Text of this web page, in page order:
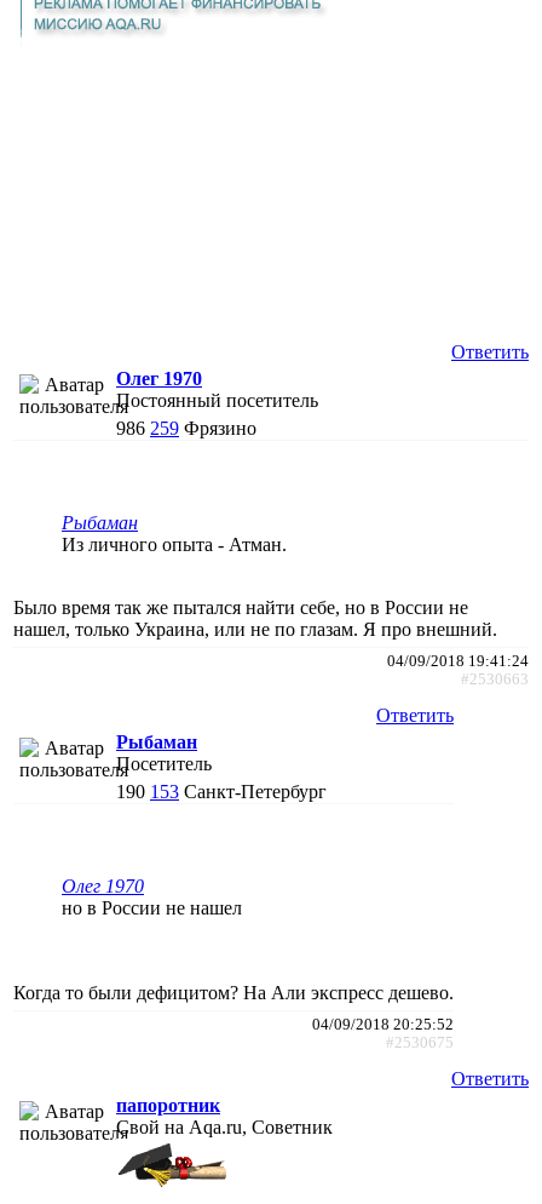
Ответить
Олег 1970
Постоянный посетитель
986 259 Фрязино
Рыбаман
Из личного опыта - Атман.
Было время так же пытался найти себе, но в России не
нашел, только Украина, или не по глазам. Я про внешний.
04/09/2018 19:41:24
#2530663
Ответить
Рыбаман
Посетитель
190 153 Санкт-Петербург
Олег 1970
но в России не нашел
Когда то были дефицитом? На Али экспресс дешево.
04/09/2018 20:25:52
#2530675
Ответить
папоротник
Свой на Aqa.ru, Советник